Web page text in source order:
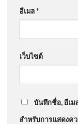
อีเมล*
เว็บไซต์
บันทึกชื่อ, อีเม
สำหรับการแสดงค